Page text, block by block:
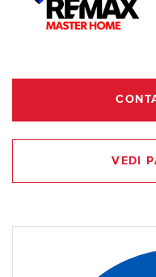
VEDI